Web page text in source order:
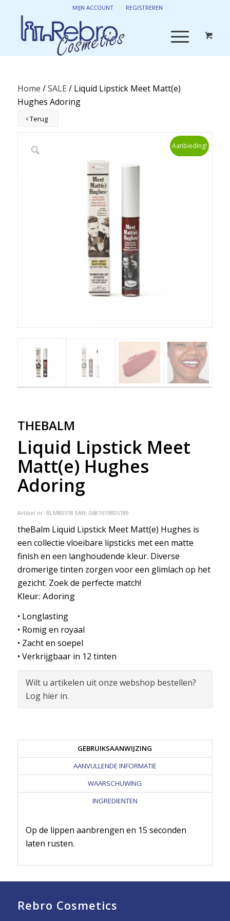
MIJN ACCOUNT REGISTREREN
Home /SALE / Liquid Lipstick Meet Matt(e)
Hughes Adoring
Terug
Aanbieding!
THEBALM
Liquid Lipstick Meet
Matt(e) Hughes
Adoring
Artikel nr: BLM80518 EAN: 0681619805189
theBalm Liquid Lipstick Meet Matt(e) Hughes is
een collectie vloeibare lipsticks met een matte
finish en een langhoudende kleur. Diverse
dromerige tinten zorgen voor een glimlach op het
gezicht. Zoek de perfecte match!
Kleur: Adoring
• Longlasting
• Romig en royaal
• Zacht en soepel
• Verkrijgbaar in 12 tinten
Wilt u artikelen uit onze webshop bestellen?
Log hier in.
GEBRUIKSAANWIJZING
AANVULLENDE INFORMATIE
WAARSCHUWING
INGREDIENTEN
Op de lippen aanbrengen en 15 seconden
laten rusten.
Rebro Cosmetics